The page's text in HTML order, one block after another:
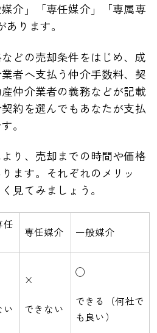
介」「専任媒介」「専属専
ります。
どの売却条件をはじめ、成
者へ支払う仲介手数料、契
仲介業者の義務などが記載
約を選んでもあなたが支払
。
り、売却までの時間や価格
ます。それぞれのメリッ
見てみましょう。
任
専任媒介 一般媒介
い
×
できない
◯
できる（何社で
も良い）